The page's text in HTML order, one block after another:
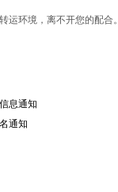
运环境，离不开您的配合。
息通知
通知